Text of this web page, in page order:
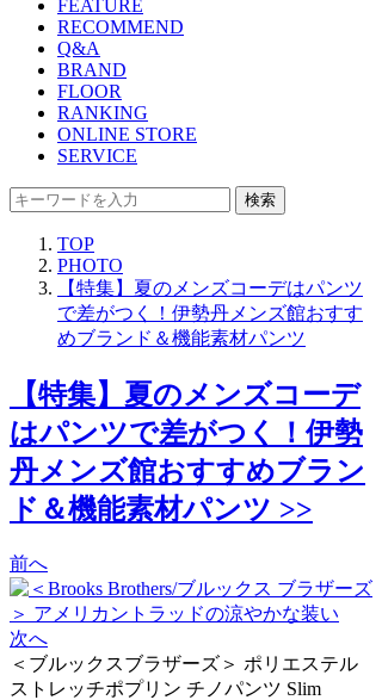
FEATURE
RECOMMEND
Q&A
BRAND
FLOOR
RANKING
ONLINE STORE
SERVICE
検索
TOP
PHOTO
【特集】夏のメンズコーデはパンツ
で差がつく！伊勢丹メンズ館おすす
めブランド＆機能素材パンツ
【特集】夏のメンズコーデ
はパンツで差がつく！伊勢
丹メンズ館おすすめブラン
ド＆機能素材パンツ >>
前へ
次へ
＜ブルックスブラザーズ＞ ポリエステル
ストレッチポプリン チノパンツ Slim